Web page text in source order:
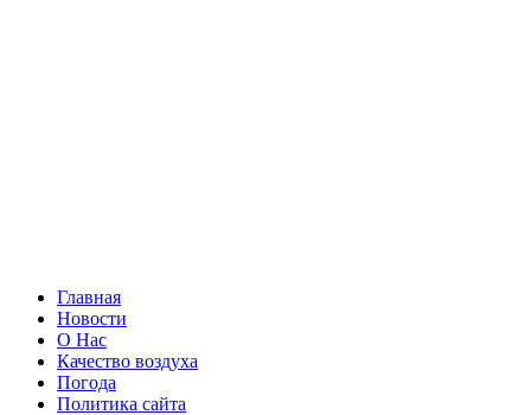
Главная
Новости
О Нас
Качество воздуха
Погода
Политика сайта